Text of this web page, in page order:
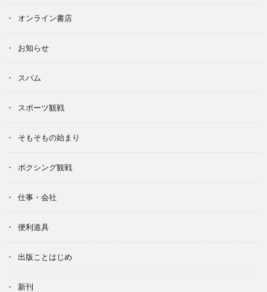
オンライン書店
お知らせ
スパム
スポーツ観戦
そもそもの始まり
ボクシング観戦
仕事・会社
便利道具
出版ことはじめ
新刊